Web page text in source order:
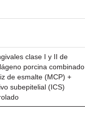
clase I y II de
porcina combinado
de esmalte (MCP) +
subepitelial (ICS)